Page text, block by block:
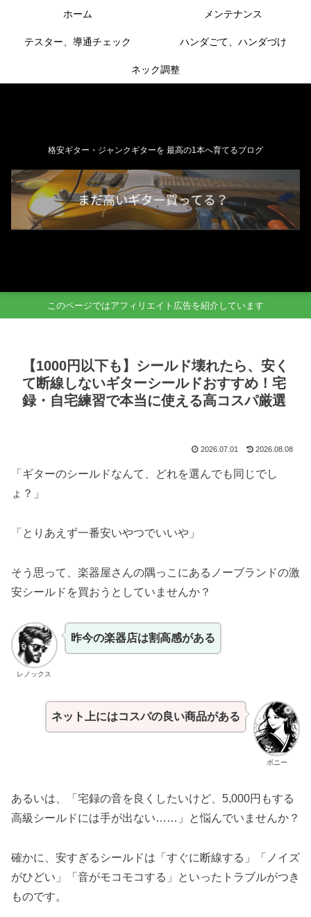
格安ギター・ジャンクギターを 最高の1本へ育てるブログ
ホーム メンテナンス
テスター、導通チェック ハンダごて、ハンダづけ
ネック調整
このページではアフィリエイト広告を紹介しています
【1000円以下も】シールド壊れたら、安く
て断線しないギターシールドおすすめ！宅
録・自宅練習で本当に使える高コスパ厳選
2026.07.01 2026.08.08
「ギターのシールドなんて、どれを選んでも同じでし
ょ？」
「とりあえず一番安いやつでいいや」
そう思って、楽器屋さんの隅っこにあるノーブランドの激
安シールドを買おうとしていませんか？
レノックス
昨今の楽器店は割高感がある
ボニー
ネット上にはコスパの良い商品がある
あるいは、「宅録の音を良くしたいけど、5,000円もする
高級シールドには手が出ない……」と悩んでいませんか？
確かに、安すぎるシールドは「すぐに断線する」「ノイズ
がひどい」「音がモコモコする」といったトラブルがつき
ものです。